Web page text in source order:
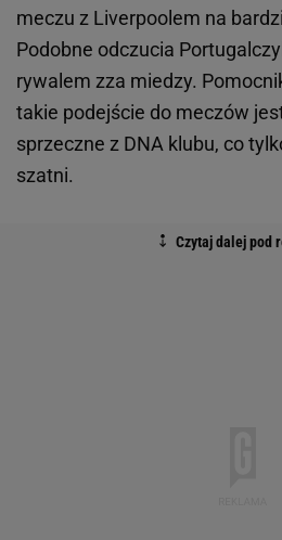
meczu z Liverpoolem na
Podobne odczucia
rywalem zza miedzy.
takie podejście do meczów
sprzeczne z DNA klubu, co
szatni.